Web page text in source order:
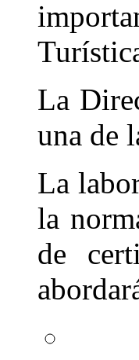
La
una de
La
la
de